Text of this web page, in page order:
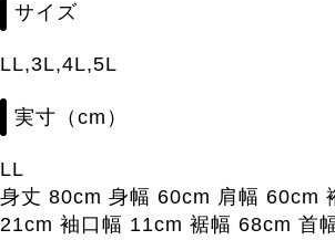
サイズ
LL,3L,4L,5L
実寸（cm）
LL
身丈 80cm 身幅 60cm 肩幅 60cm
21cm 袖口幅 11cm 裾幅 68cm 首